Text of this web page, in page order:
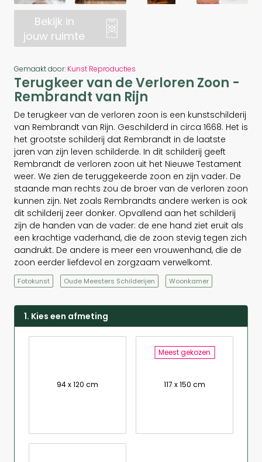
Bekijk in
jouw ruimte
Gemaakt door: Kunst Reproducties
Terugkeer van de Verloren Zoon -
Rembrandt van Rijn
De terugkeer van de verloren zoon is een kunstschilderij
van Rembrandt van Rijn. Geschilderd in circa 1668. Het is
het grootste schilderij dat Rembrandt in de laatste
jaren van zijn leven schilderde. In dit schilderij geeft
Rembrandt de verloren zoon uit het Nieuwe Testament
weer. We zien de teruggekeerde zoon en zijn vader. De
staande man rechts zou de broer van de verloren zoon
kunnen zijn. Net zoals Rembrandts andere werken is ook
dit schilderij zeer donker. Opvallend aan het schilderij
zijn de handen van de vader: de ene hand ziet eruit als
een krachtige vaderhand, die de zoon stevig tegen zich
aandrukt. De andere is meer een vrouwenhand, die de
zoon eerder liefdevol en zorgzaam verwelkomt.
Fotokunst Oude Meesters Schilderijen Woonkamer
1. Kies een afmeting
94 x 120 cm
Meest gekozen
117 x 150 cm